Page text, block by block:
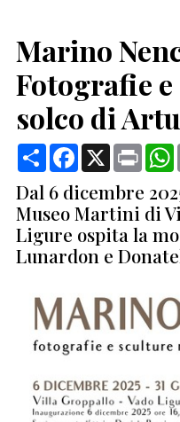
Marino
Fotografie
solco di
CondividiFacebook
X Print
Dal 6 dicembre
Museo Martini di
Ligure ospita la
Lunardon e